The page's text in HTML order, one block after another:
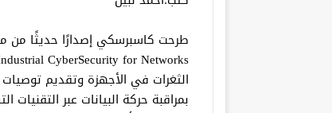
طرحت كاسبرسكي إصدارًا حديثًا من
الثغرات في الأجهزة وتقديم توصيات
بمراقبة حركة البيانات عبر